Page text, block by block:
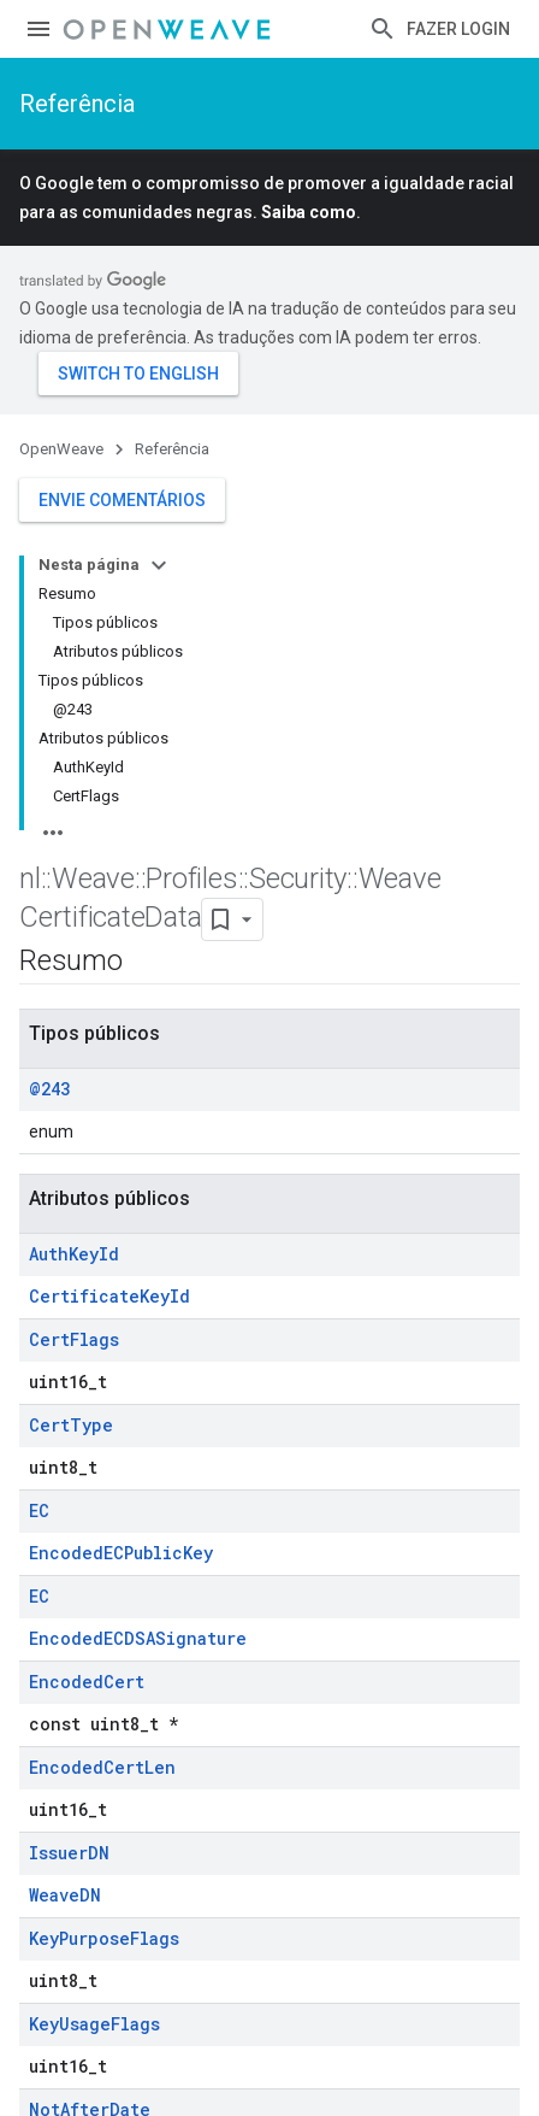
FAZER LOGIN
Referência
O Google tem o compromisso de promover a igualdade racial
para as comunidades negras. Saiba como.
O Google usa tecnologia de IA na tradução de conteúdos para seu
idioma de preferência. As traduções com IA podem ter erros.
OpenWeave Referência
ENVIE COMENTÁRIOS
Nesta página
Resumo
Tipos públicos
Atributos públicos
Tipos públicos
@243
Atributos públicos
AuthKeyId
CertFlags
nl ::Weave::Profiles::Security::Weave
CertificateData
Resumo
Tipos públicos
@243
enum
Atributos públicos
AuthKeyId
CertificateKeyId
CertFlags
uint16_t
CertType
uint8_t
EC
EncodedECPublicKey
EC
EncodedECDSASignature
EncodedCert
const uint8_t *
EncodedCertLen
uint16_t
IssuerDN
WeaveDN
KeyPurposeFlags
uint8_t
KeyUsageFlags
uint16_t
NotAfterDate